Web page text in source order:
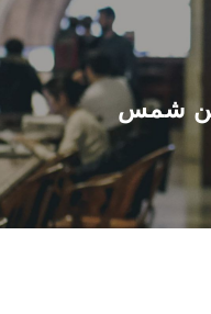
عن الجامعة
القطاعـات
الشئون الأكاديمية
البحث العلمي
شمس